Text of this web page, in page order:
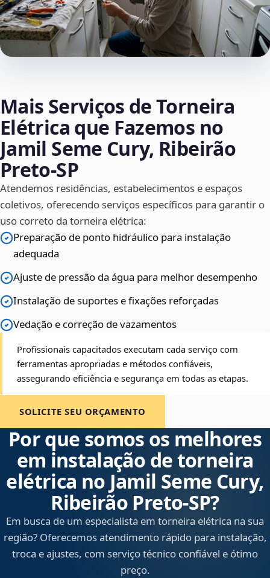
Mais Serviços de Torneira
Elétrica que Fazemos no
Jamil Seme Cury, Ribeirão
Preto‑SP
Atendemos residências, estabelecimentos e espaços
coletivos, oferecendo serviços específicos para garantir o
uso correto da torneira elétrica:
Preparação de ponto hidráulico para instalação
adequada
Ajuste de pressão da água para melhor desempenho
Instalação de suportes e fixações reforçadas
Vedação e correção de vazamentos
Profissionais capacitados executam cada serviço com
ferramentas apropriadas e métodos confiáveis,
assegurando eficiência e segurança em todas as etapas.
SOLICITE SEU ORÇAMENTO
Por que somos os melhores
em instalação de torneira
elétrica no Jamil Seme Cury,
Ribeirão Preto‑SP?
Em busca de um especialista em torneira elétrica na sua
região? Oferecemos atendimento rápido para instalação,
troca e ajustes, com serviço técnico confiável e ótimo
preço.